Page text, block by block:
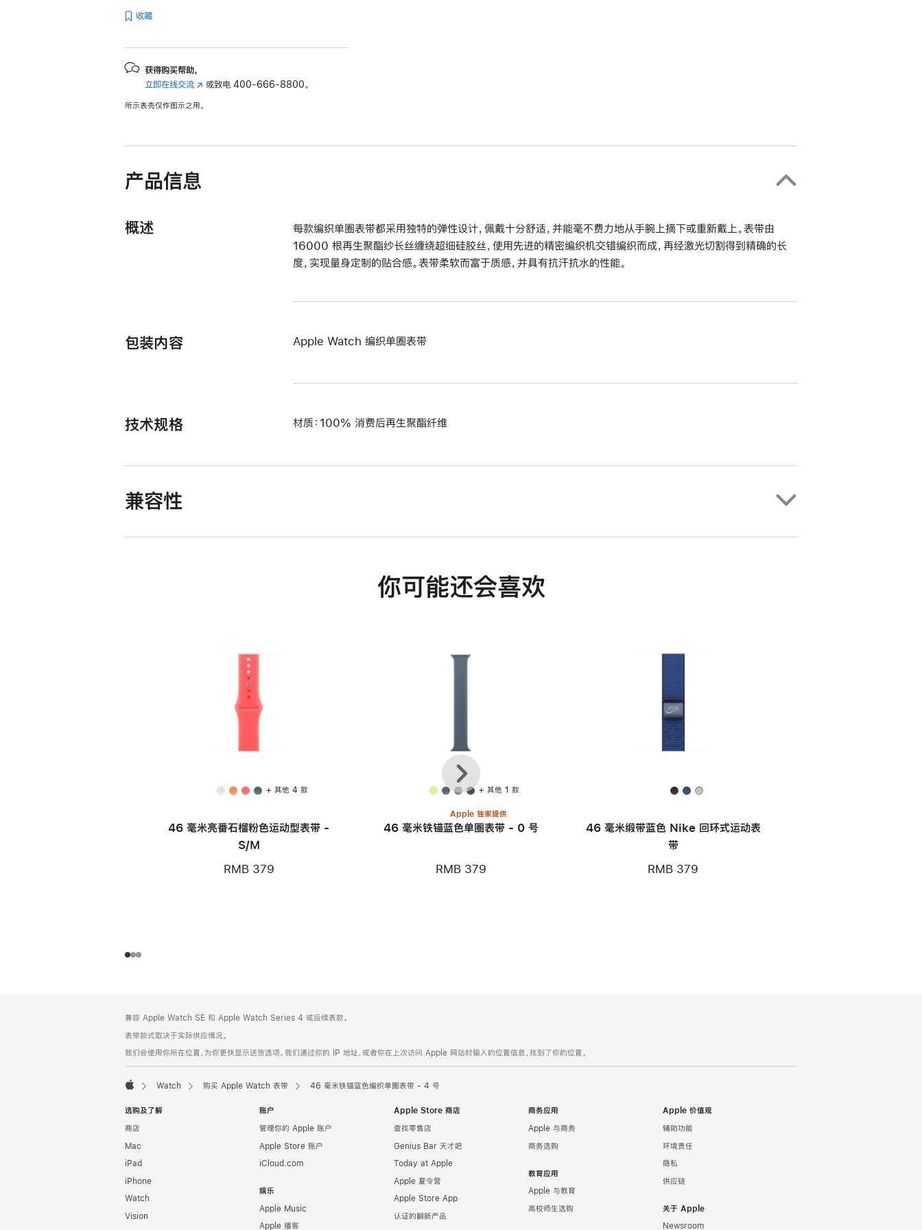
收藏
获得购买帮助，
立即在线交流 (在 或致电400-666-8800。
所示表壳仅作图示之用。
产品信息
概述
每款编织单圈表带都采用独特的弹性设计，佩戴十分舒适，并能毫不费力地从手腕上摘下或重新戴上。表带由
16000 根再生聚酯纱长丝缠绕超细硅胶丝，使用先进的精密编织机交错编织而成，再经激光切割得到精确的长
度，实现量身定制的贴合感。表带柔软而富于质感，并具有抗汗抗水的性能。
包装内容 Apple Watch 编织单圈表带
技术规格 材质：100% 消费后再生聚酯纤维
兼容性
你可能还会喜欢
+ 其他 4 款
46 毫米亮番石榴粉色运动型表带 -
S/M
RMB 379
+ 其他 1 款
Apple 独家提供
46 毫米铁锚蓝色单圈表带 - 0 号
RMB 379
46 毫米缎带蓝色 Nike 回环式运动表
带
RMB 379
上
一
个
下
一
个
页
页
脚
注
兼容 Apple Watch SE 和 Apple Watch Series 4 或后续表款。
表带款式取决于实际供应情况。
我们会使用你所在位置，为你更快显示送货选项。我们通过你的 IP 地址，或者你在上次访问 Apple 网站时输入的位置信息，找到了你的位置。
Watch 购买 Apple Watch 表带 46 毫米铁锚蓝色编织单圈表带 - 4 号
选购及了解
商店
Mac
iPad
iPhone
Watch
Vision
账户
管理你的 Apple 账户
Apple Store 账户
iCloud.com
娱乐
Apple Music
Apple 播客
Apple Store 商店
查找零售店
Genius Bar 天才吧
Today at Apple
Apple 夏令营
Apple Store App
认证的翻新产品
商务应用
Apple 与商务
商务选购
教育应用
Apple 与教育
高校师生选购
Apple 价值观
辅助功能
环境责任
隐私
供应链
关于 Apple
Newsroom